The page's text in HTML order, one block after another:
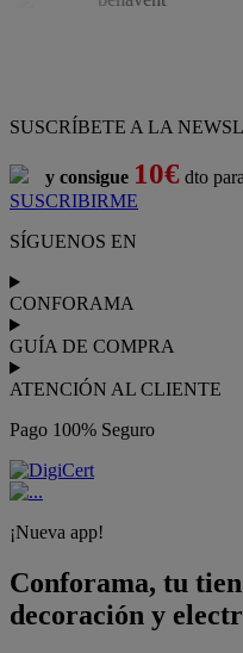
SUSCRÍBETE A LA
y consigue 10€ dto
SUSCRIBIRME
SÍGUENOS EN
CONFORAMA
GUÍA DE COMPRA
ATENCIÓN AL CLIENTE
Pago 100% Seguro
¡Nueva app!
Conforama, tu
decoración y